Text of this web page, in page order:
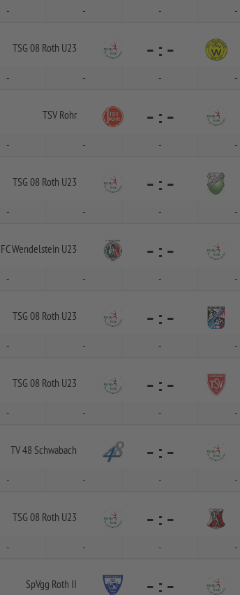
- - - -
TSG 08 Roth U23 - : -
- - - -
TSV Rohr - : -
- - - -
TSG 08 Roth U23 - : -
- - - -
FC Wendelstein U23 - : -
- - - -
TSG 08 Roth U23 - : -
- - - -
TSG 08 Roth U23 - : -
- - - -
TV 48 Schwabach - : -
- - - -
TSG 08 Roth U23 - : -
- - - -
SpVgg Roth II - : -